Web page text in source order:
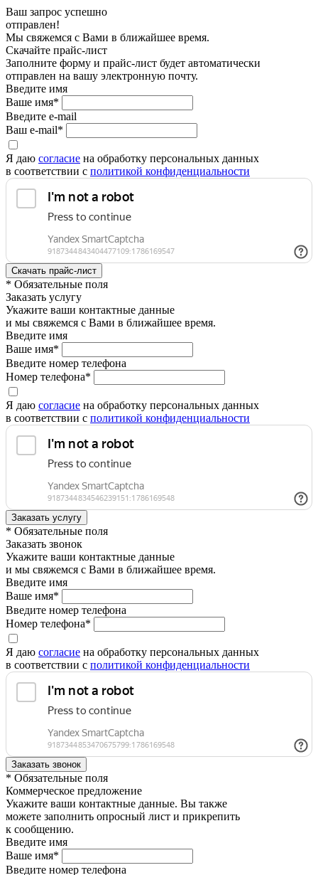
Ваш запрос успешно
отправлен!
Мы свяжемся с Вами в ближайшее время.
Скачайте прайс-лист
Заполните форму и прайс-лист будет автоматически
отправлен на вашу электронную почту.
Введите имя
Ваше имя*
Введите e-mail
Ваш e-mail*
Я даю согласие на обработку персональных данных
в соответствии с политикой конфиденциальности
* Обязательные поля
Заказать услугу
Укажите ваши контактные данные
и мы свяжемся с Вами в ближайшее время.
Введите имя
Ваше имя*
Введите номер телефона
Номер телефона*
Я даю согласие на обработку персональных данных
в соответствии с политикой конфиденциальности
* Обязательные поля
Заказать звонок
Укажите ваши контактные данные
и мы свяжемся с Вами в ближайшее время.
Введите имя
Ваше имя*
Введите номер телефона
Номер телефона*
Я даю согласие на обработку персональных данных
в соответствии с политикой конфиденциальности
* Обязательные поля
Коммерческое предложение
Укажите ваши контактные данные. Вы также
можете заполнить опросный лист и прикрепить
к сообщению.
Введите имя
Ваше имя*
Введите номер телефона